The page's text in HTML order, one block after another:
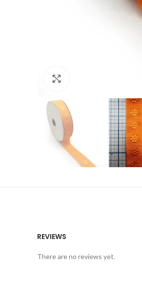
REVIEWS
There are no reviews yet.